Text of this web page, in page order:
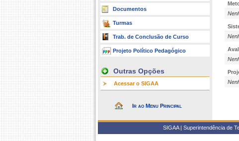
Documentos
Turmas
Trab. de Conclusão de Curso
Projeto Político Pedagógico
Outras Opções
Acessar o SIGAA
Ir ao Menu Principal
SIGAA | Superintendência de